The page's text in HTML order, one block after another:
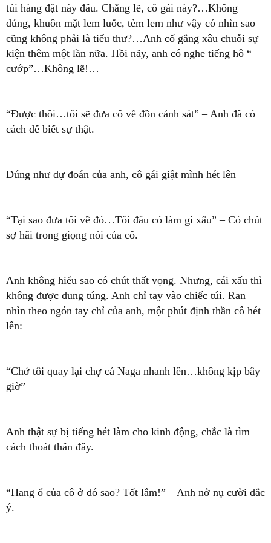
túi hàng đặt này đâu. Chẳng lẽ, cô gái này?…Không
đúng, khuôn mặt lem luốc, tèm lem như vậy có nhìn sao
cũng không phải là tiểu thư?…Anh cố gắng xâu chuỗi sự
kiện thêm một lần nữa. Hồi nãy, anh có nghe tiếng hô “
cướp”…Không lẽ!…
“Được thôi…tôi sẽ đưa cô về đồn cảnh sát” – Anh đã có
cách để biết sự thật.
Đúng như dự đoán của anh, cô gái giật mình hét lên
“Tại sao đưa tôi về đó…Tôi đâu có làm gì xấu” – Có chút
sợ hãi trong giọng nói của cô.
Anh không hiểu sao có chút thất vọng. Nhưng, cái xấu thì
không được dung túng. Anh chỉ tay vào chiếc túi. Ran
nhìn theo ngón tay chỉ của anh, một phút định thần cô hét
lên:
“Chở tôi quay lại chợ cá Naga nhanh lên…không kịp bây
giờ”
Anh thật sự bị tiếng hét làm cho kinh động, chắc là tìm
cách thoát thân đây.
“Hang ổ của cô ở đó sao? Tốt lắm!” – Anh nở nụ cười đắc
ý.